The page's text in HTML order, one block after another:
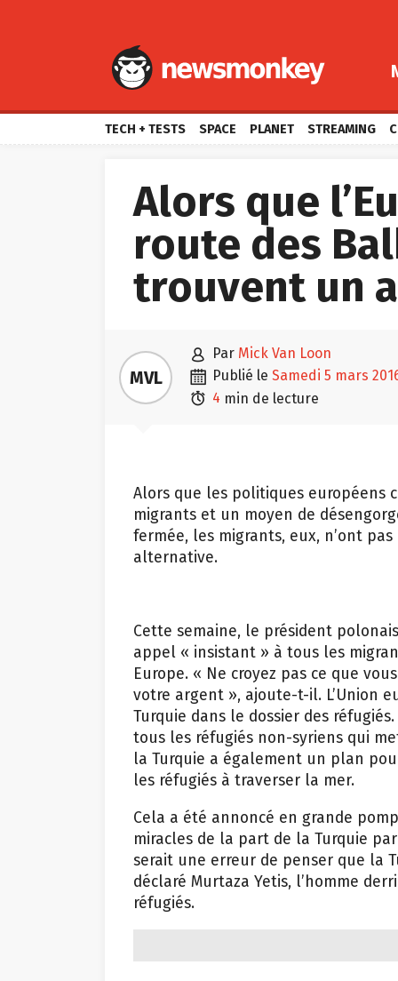
TECH + TESTS SPACE PLANET STREAMING
Alors que
route des
trouvent un
MVL
 par Mick Van Loon
 publié le samedi 5 mars
 4 min de lecture
Alors que les politiques européens
migrants et un moyen de
fermée, les migrants, eux, n’ont
alternative.
Cette semaine, le président
appel « insistant » à tous les
Europe. « Ne croyez pas ce que
votre argent », ajoute-t-il. L’Union
Turquie dans le dossier des
tous les réfugiés non-syriens qui
la Turquie a également un plan
les réfugiés à traverser la mer.
Cela a été annoncé en grande
miracles de la part de la Turquie
serait une erreur de penser que la
déclaré Murtaza Yetis, l’homme
réfugiés.